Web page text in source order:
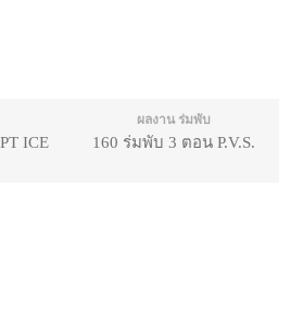
ICE
ผลงาน ร่มพับ
160 ร่มพับ 3 ตอน P.V.S.